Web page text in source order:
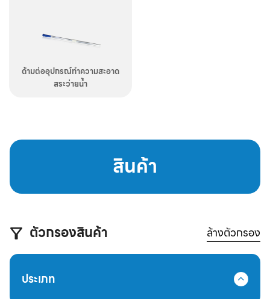
ด้ามต่ออุปกรณ์ทำความสะอาด
สระว่ายน้ำ
สินค้า
ตัวกรองสินค้า ล้างตัวกรอง
ประเภท